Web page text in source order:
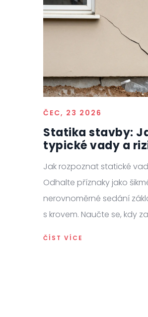
ČEC, 23 2026
Statika stavby:
typické vady a
Jak rozpoznat statické
Odhalte příznaky jako
nerovnoměrné sedání
s krovem. Naučte se, kdy
ČÍST VÍCE